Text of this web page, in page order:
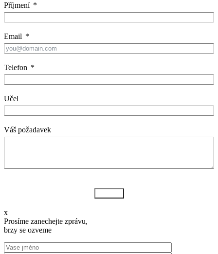
Příjmení
Email
Telefon
Učel
Váš požadavek
x
Prosíme zanechejte zprávu,
brzy se ozveme